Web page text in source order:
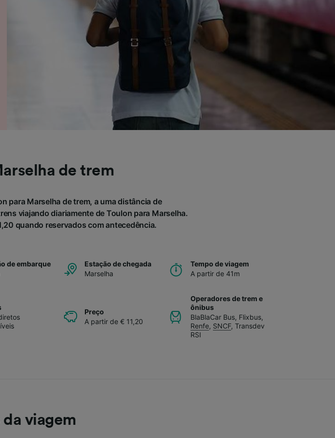
de trem
para Marselha de trem, a uma distância de
viajando diariamente de Toulon para Marselha.
quando reservados com antecedência.
de embarque
Estação de chegada
Marselha
Tempo de viagem
A partir de 41m
Preço
A partir de € 11,20
Operadores de trem e
ônibus
BlaBlaCar Bus, Flixbus,
Renfe, SNCF, Transdev
RSI
da viagem